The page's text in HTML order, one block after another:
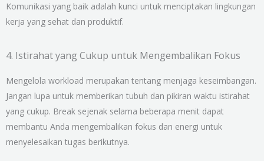
Komunikasi yang baik adalah kunci untuk menciptakan lingkungan
kerja yang sehat dan produktif.
4. Istirahat yang Cukup untuk Mengembalikan Fokus
Mengelola workload merupakan tentang menjaga keseimbangan.
Jangan lupa untuk memberikan tubuh dan pikiran waktu istirahat
yang cukup. Break sejenak selama beberapa menit dapat
membantu Anda mengembalikan fokus dan energi untuk
menyelesaikan tugas berikutnya.